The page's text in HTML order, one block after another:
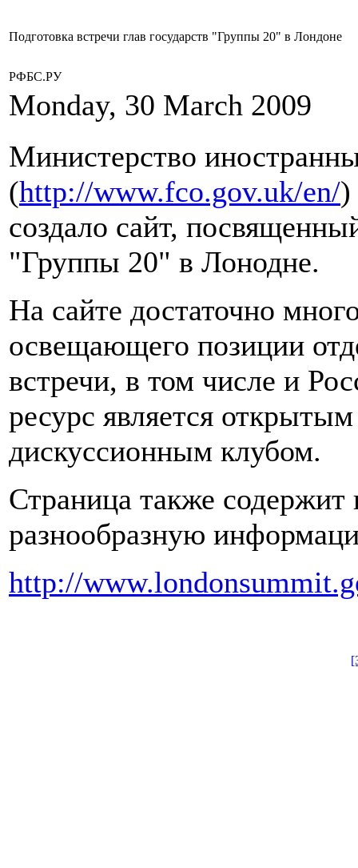
Подготовка встречи глав государств "Группы 20" в Лондоне
РФБС.РУ
Monday, 30 March 2009
Министерство
(http://www.fco.gov.uk/en/)
создало сайт,
"Группы 20" в Лонодне.
На сайте достаточно
освещающего позиции
встречи, в том числе и
ресурс является
дискуссионным клубом.
Страница также
разнообразную
http://